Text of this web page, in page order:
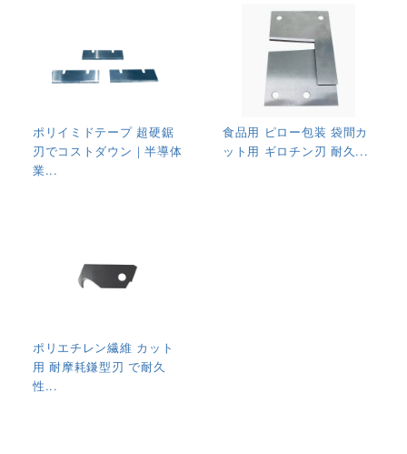
ポリイミドテープ 超硬鋸
刃でコストダウン｜半導体
業...
食品用 ピロー包装 袋間カ
ット用 ギロチン刃 耐久...
ポリエチレン繊維 カット
用 耐摩耗鎌型刃 で耐久
性...